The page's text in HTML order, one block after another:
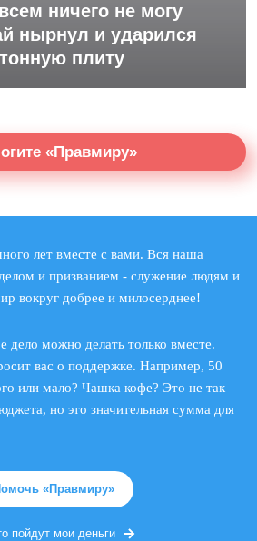
ничего не могу
нырнул и ударился
плиту
«Правмиру»
лет вместе с вами. Вся наша
и призванием - служение людям и
вокруг добрее и милосерднее!
дело можно делать только вместе.
вас о поддержке. Например, 50
или мало? Чашка кофе? Это не так
но это значительная сумма для
«Правмиру»
пойдут мои деньги